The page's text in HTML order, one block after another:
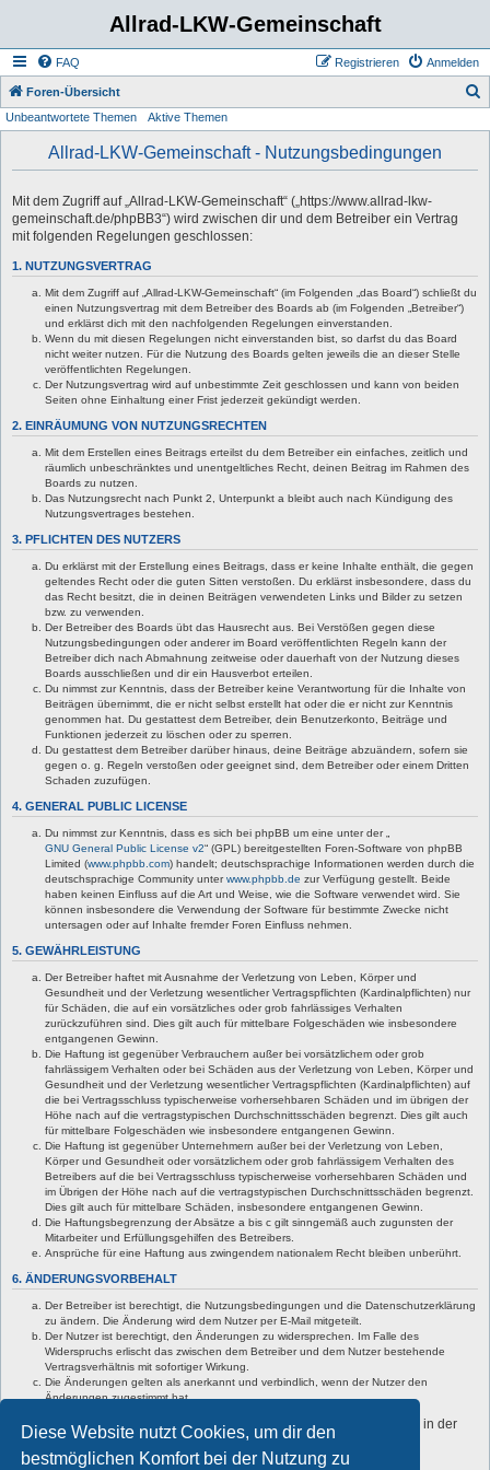
Diese Website nutzt Cookies, um dir den
bestmöglichen Komfort bei der Nutzung zu
Allrad-LKW-Gemeinschaft
FAQ Anmelden
Registrieren
Foren-Übersicht
Unbeantwortete Themen Aktive Themen
Allrad-LKW-Gemeinschaft - Nutzungsbedingungen
Mit dem Zugriff auf „Allrad-LKW-Gemeinschaft“ („https://www.allrad-lkw-
gemeinschaft.de/phpBB3“) wird zwischen dir und dem Betreiber ein Vertrag
mit folgenden Regelungen geschlossen:
1. NUTZUNGSVERTRAG
Mit dem Zugriff auf „Allrad-LKW-Gemeinschaft“ (im Folgenden „das Board“) schließt du
einen Nutzungsvertrag mit dem Betreiber des Boards ab (im Folgenden „Betreiber“)
und erklärst dich mit den nachfolgenden Regelungen einverstanden.
Wenn du mit diesen Regelungen nicht einverstanden bist, so darfst du das Board
nicht weiter nutzen. Für die Nutzung des Boards gelten jeweils die an dieser Stelle
veröffentlichten Regelungen.
Der Nutzungsvertrag wird auf unbestimmte Zeit geschlossen und kann von beiden
Seiten ohne Einhaltung einer Frist jederzeit gekündigt werden.
2. EINRÄUMUNG VON NUTZUNGSRECHTEN
Mit dem Erstellen eines Beitrags erteilst du dem Betreiber ein einfaches, zeitlich und
räumlich unbeschränktes und unentgeltliches Recht, deinen Beitrag im Rahmen des
Boards zu nutzen.
Das Nutzungsrecht nach Punkt 2, Unterpunkt a bleibt auch nach Kündigung des
Nutzungsvertrages bestehen.
3. PFLICHTEN DES NUTZERS
Du erklärst mit der Erstellung eines Beitrags, dass er keine Inhalte enthält, die gegen
geltendes Recht oder die guten Sitten verstoßen. Du erklärst insbesondere, dass du
das Recht besitzt, die in deinen Beiträgen verwendeten Links und Bilder zu setzen
bzw. zu verwenden.
Der Betreiber des Boards übt das Hausrecht aus. Bei Verstößen gegen diese
Nutzungsbedingungen oder anderer im Board veröffentlichten Regeln kann der
Betreiber dich nach Abmahnung zeitweise oder dauerhaft von der Nutzung dieses
Boards ausschließen und dir ein Hausverbot erteilen.
Du nimmst zur Kenntnis, dass der Betreiber keine Verantwortung für die Inhalte von
Beiträgen übernimmt, die er nicht selbst erstellt hat oder die er nicht zur Kenntnis
genommen hat. Du gestattest dem Betreiber, dein Benutzerkonto, Beiträge und
Funktionen jederzeit zu löschen oder zu sperren.
Du gestattest dem Betreiber darüber hinaus, deine Beiträge abzuändern, sofern sie
gegen o. g. Regeln verstoßen oder geeignet sind, dem Betreiber oder einem Dritten
Schaden zuzufügen.
4. GENERAL PUBLIC LICENSE
Du nimmst zur Kenntnis, dass es sich bei phpBB um eine unter der „
GNU General Public License v2“ (GPL) bereitgestellten Foren-Software von phpBB
Limited (www.phpbb.com) handelt; deutschsprachige Informationen werden durch die
deutschsprachige Community unterwww.phpbb.de zur Verfügung gestellt. Beide
haben keinen Einfluss auf die Art und Weise, wie die Software verwendet wird. Sie
können insbesondere die Verwendung der Software für bestimmte Zwecke nicht
untersagen oder auf Inhalte fremder Foren Einfluss nehmen.
5. GEWÄHRLEISTUNG
Der Betreiber haftet mit Ausnahme der Verletzung von Leben, Körper und
Gesundheit und der Verletzung wesentlicher Vertragspflichten (Kardinalpflichten) nur
für Schäden, die auf ein vorsätzliches oder grob fahrlässiges Verhalten
zurückzuführen sind. Dies gilt auch für mittelbare Folgeschäden wie insbesondere
entgangenen Gewinn.
Die Haftung ist gegenüber Verbrauchern außer bei vorsätzlichem oder grob
fahrlässigem Verhalten oder bei Schäden aus der Verletzung von Leben, Körper und
Gesundheit und der Verletzung wesentlicher Vertragspflichten (Kardinalpflichten) auf
die bei Vertragsschluss typischerweise vorhersehbaren Schäden und im übrigen der
Höhe nach auf die vertragstypischen Durchschnittsschäden begrenzt. Dies gilt auch
für mittelbare Folgeschäden wie insbesondere entgangenen Gewinn.
Die Haftung ist gegenüber Unternehmern außer bei der Verletzung von Leben,
Körper und Gesundheit oder vorsätzlichem oder grob fahrlässigem Verhalten des
Betreibers auf die bei Vertragsschluss typischerweise vorhersehbaren Schäden und
im Übrigen der Höhe nach auf die vertragstypischen Durchschnittsschäden begrenzt.
Dies gilt auch für mittelbare Schäden, insbesondere entgangenen Gewinn.
Die Haftungsbegrenzung der Absätze a bis c gilt sinngemäß auch zugunsten der
Mitarbeiter und Erfüllungsgehilfen des Betreibers.
Ansprüche für eine Haftung aus zwingendem nationalem Recht bleiben unberührt.
6. ÄNDERUNGSVORBEHALT
Der Betreiber ist berechtigt, die Nutzungsbedingungen und die Datenschutzerklärung
zu ändern. Die Änderung wird dem Nutzer per E-Mail mitgeteilt.
Der Nutzer ist berechtigt, den Änderungen zu widersprechen. Im Falle des
Widerspruchs erlischt das zwischen dem Betreiber und dem Nutzer bestehende
Vertragsverhältnis mit sofortiger Wirkung.
Die Änderungen gelten als anerkannt und verbindlich, wenn der Nutzer den
Änderungen zugestimmt hat.
Informationen über den Umgang mit deinen persönlichen Daten sind in der
Datenschutzerklärung enthalten.